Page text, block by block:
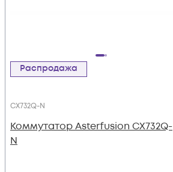
Распродажа
CX732Q-N
Коммутатор Asterfusion CX732Q-
N